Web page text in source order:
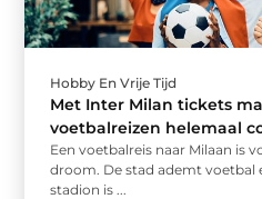
Hobby En Vrije Tijd
Met Inter Milan tickets
voetbalreizen helemaal
Een voetbalreis naar Milaan is
droom. De stad ademt voetbal
stadion is ...